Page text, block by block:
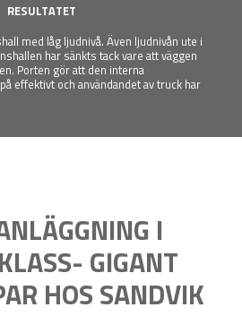
RESULTATET
med låg ljudnivå. Även ljudnivån ute i
har sänkts tack vare att väggen
Porten gör att den interna
effektivt och användandet av truck har
I
GIGANT
HOS SANDVIK